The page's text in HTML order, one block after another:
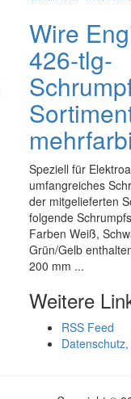
Wire
426-tlg-
Speziell für
umfangreiches
der mitgelieferten
folgende
Farben Weiß,
Grün/Gelb
200 mm ...
Weitere
RSS Feed